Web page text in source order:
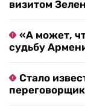
визитом
«А может,
судьбу
Стало